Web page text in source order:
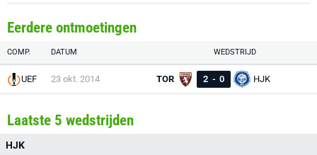
Eerdere ontmoetingen
COMP. DATUM WEDSTRIJD
UEF 23 okt. 2014 TOR 2 - 0 HJK
Laatste 5 wedstrijden
HJK